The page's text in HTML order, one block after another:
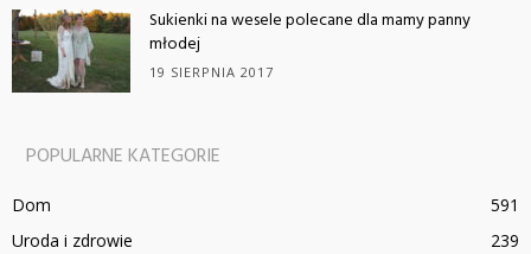
Sukienki na wesele polecane dla mamy panny
młodej
19 SIERPNIA 2017
POPULARNE KATEGORIE
Dom
591
Uroda i zdrowie
239